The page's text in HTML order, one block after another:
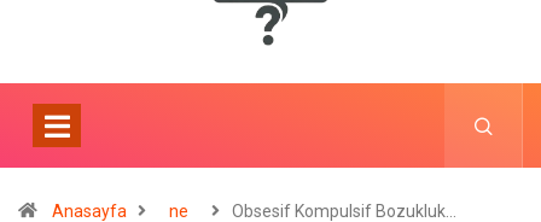
Anasayfa ne Obsesif Kompulsif Bozukluk…